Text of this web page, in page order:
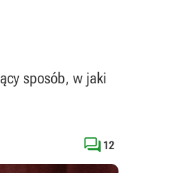
sposób, w jaki
 12